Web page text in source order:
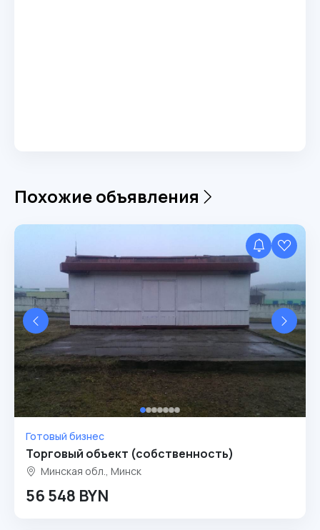
Похожие объявления
Готовый бизнес
Торговый объект (собственность)
Минская обл., Минск
56 548 BYN